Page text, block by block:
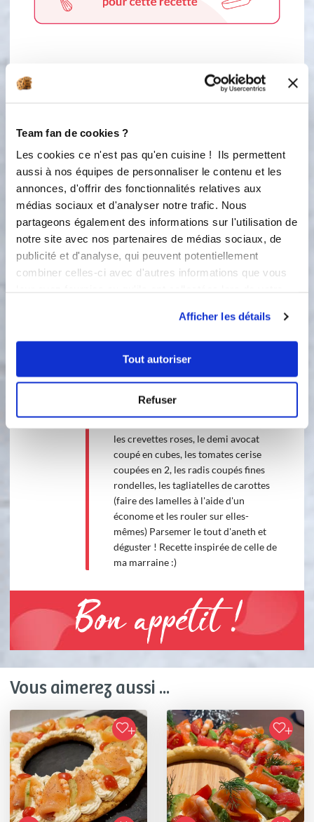
Team fan de cookies ?
Les cookies ce n'est pas qu'en cuisine ! Ils permettent
aussi à nos équipes de personnaliser le contenu et les
annonces, d'offrir des fonctionnalités relatives aux
médias sociaux et d'analyser notre trafic. Nous
partageons également des informations sur l'utilisation de
notre site avec nos partenaires de médias sociaux, de
publicité et d'analyse, qui peuvent potentiellement
combiner celles-ci avec d'autres informations que vous
Afficher les détails
Tout autoriser
Refuser
3 étapes
1
Préparation de la pâte Préchauffer le
four à 180 degrés. Mélanger la farine,
la poudre d'amandes, le parmesan,
l'aneth, les graines de pavot dans un
cul de poule. Ajouter les cubes de
beurre mou et l'œuf et mélanger.
Répartir la pâte dans le moule tarte
couronne et enfourner 20 min.
2
Mélanger le fromage frais (j'ai utilisé
citron, l'aneth et le poivre. Mettre
douille et déposer par petites touches
sur tout le fond de tarte.
Montage de la garniture Couper les
feuilles d'iceberg en lamelles et les
les crevettes roses, le demi avocat
coupé en cubes, les tomates cerise
coupées en 2, les radis coupés fines
rondelles, les tagliatelles de carottes
(faire des lamelles à l'aide d'un
économe et les rouler sur elles-
mêmes) Parsemer le tout d'aneth et
déguster ! Recette inspirée de celle de
ma marraine :)
Bon appétit !
Vous aimerez aussi ...